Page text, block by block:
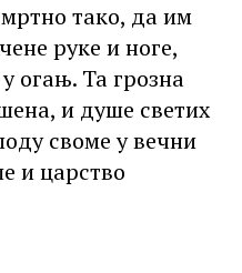
тако, да им
руке и ноге,
огањ. Та грозна
и душе светих
своме у вечни
и царство